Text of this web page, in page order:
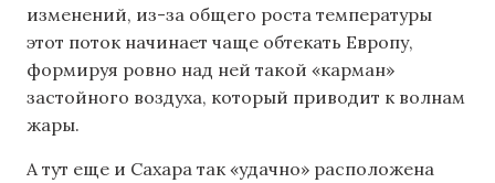
изменений, из-за общего роста температуры
этот поток начинает чаще обтекать Европу,
формируя ровно над ней такой «карман»
застойного воздуха, который приводит к волнам
жары.
А тут еще и Сахара так «удачно» расположена